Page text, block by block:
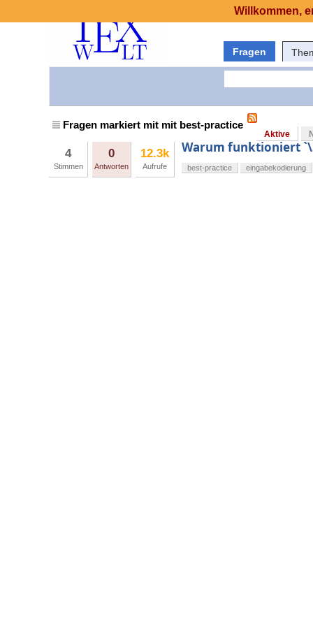
Fragen
Fragen markiert mit mit best-practice
Aktive
4
Stimmen
0
Antworten
12.3k
Aufrufe
Warum funktioniert
best-practice eingabekodierung
Willkommen,